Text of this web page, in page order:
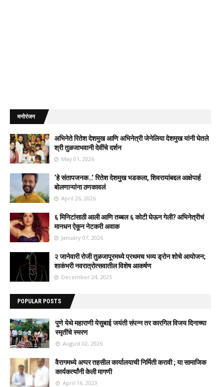
मनोरंजन
अभिनेते रितेश देशमुख आणि अभिनेत्री जेनेलिया देशमुख यांनी घेतले
श्री तुळजाभवानी देवींचे दर्शन
May 01, 2026
‘हे संतापजनक…’ रितेश देशमुख भडकला, शिवरायांबद्दल आक्षेपार्ह
बोलणाऱ्यांना ठणकावलं
April 26, 2026
६ मिनिटांसाठी आली आणि तब्बल ६ कोटी घेऊन गेली? अभिनेत्रीचं
मानधन ऐकून नेटकरी अवाक
January 07, 2026
२ जानेवारी रोजी तुळजापूरमध्ये प्रथमच भव्य ड्रोन शोचे आयोजन;
शाकंभरी नवरात्रोत्सवातील विशेष आकर्षण
December 24, 2025
POPULAR POSTS
पुणे येथे महाराणी येसुबाई जयंती संपन्न तर कारगिल विजय दिनाच्या
स्मृतींचे स्मरण
August 02, 2026
वैरागमध्ये अप्पर तहसील कार्यालयाची निर्मिती करावी ; या सामाजिक
कार्यकर्त्यांनी केली मागणी
April 16, 2023